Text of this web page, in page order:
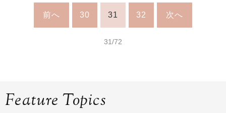
前へ 30 31 32 次へ
31/72
Feature Topics